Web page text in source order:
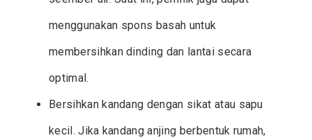
menggunakan spons basah untuk
membersihkan dinding dan lantai secara
optimal.
Bersihkan kandang dengan sikat atau sapu
kecil. Jika kandang anjing berbentuk rumah,